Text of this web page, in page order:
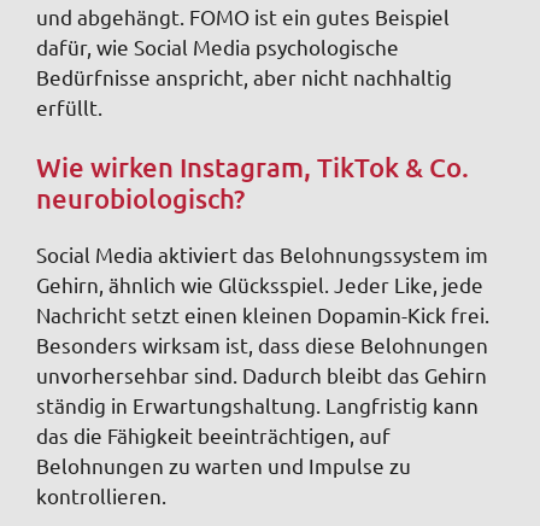
und abgehängt. FOMO ist ein gutes Beispiel
dafür, wie Social Media psychologische
Bedürfnisse anspricht, aber nicht nachhaltig
erfüllt.
Wie wirken Instagram, TikTok & Co.
neurobiologisch?
Social Media aktiviert das Belohnungssystem im
Gehirn, ähnlich wie Glücksspiel. Jeder Like, jede
Nachricht setzt einen kleinen Dopamin-Kick frei.
Besonders wirksam ist, dass diese Belohnungen
unvorhersehbar sind. Dadurch bleibt das Gehirn
ständig in Erwartungshaltung. Langfristig kann
das die Fähigkeit beeinträchtigen, auf
Belohnungen zu warten und Impulse zu
kontrollieren.